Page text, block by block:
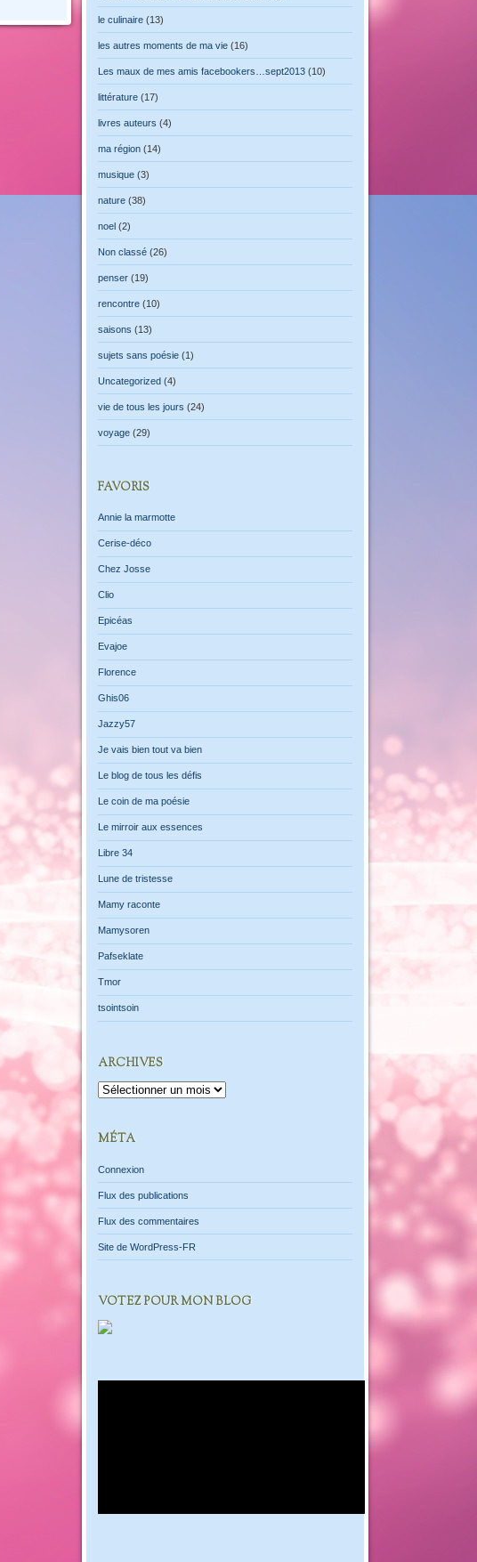
le culinaire (13)
les autres moments de ma vie (16)
Les maux de mes amis facebookers…sept2013 (10)
littérature (17)
livres auteurs (4)
ma région (14)
musique (3)
nature (38)
noel (2)
Non classé (26)
penser (19)
rencontre (10)
saisons (13)
sujets sans poésie (1)
Uncategorized (4)
vie de tous les jours (24)
voyage (29)
FAVORIS
Annie la marmotte
Cerise-déco
Chez Josse
Clio
Epicéas
Evajoe
Florence
Ghis06
Jazzy57
Je vais bien tout va bien
Le blog de tous les défis
Le coin de ma poésie
Le mirroir aux essences
Libre 34
Lune de tristesse
Mamy raconte
Mamysoren
Pafseklate
Tmor
tsointsoin
ARCHIVES
Archives
MÉTA
Connexion
Flux des publications
Flux des commentaires
Site de WordPress-FR
VOTEZ POUR MON BLOG